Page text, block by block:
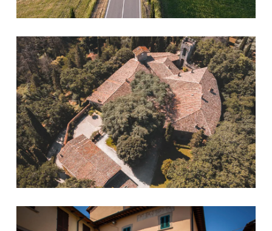
Castello di Barberino
Corso Corsini